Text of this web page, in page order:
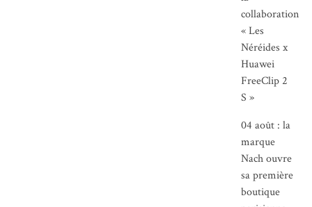
collaboration
« Les
Néréides x
Huawei
FreeClip 2
S »
04 août : la
marque
Nach ouvre
sa première
boutique